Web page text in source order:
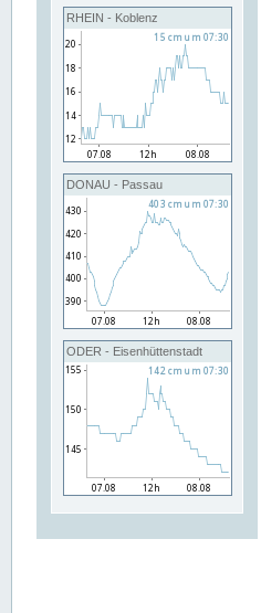
RHEIN - Koblenz
DONAU - Passau
ODER - Eisenhüttenstadt